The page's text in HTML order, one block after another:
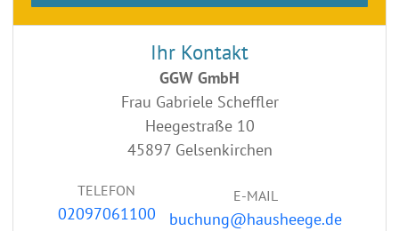
Ihr Kontakt
GGW GmbH
Frau Gabriele Scheffler
Heegestraße 10
45897 Gelsenkirchen
TELEFON
02097061100
E-MAIL
buchung@hausheege.de